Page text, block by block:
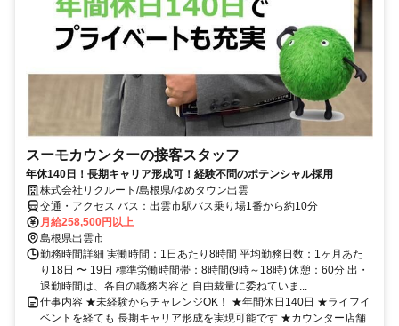
スーモカウンターの接客スタッフ
年休140日！長期キャリア形成可！経験不問のポテンシャル採用
株式会社リクルート/島根県/ゆめタウン出雲
交通・アクセス バス：出雲市駅バス乗り場1番から約10分
月給258,500円以上
島根県出雲市
勤務時間詳細 実働時間：1日あたり8時間 平均勤務日数：1ヶ月あた
り18日 〜 19日 標準労働時間帯：8時間(9時～18時) 休憩：60分 出・
退勤時間は、各自の職務内容と 自由裁量に委ねていま...
仕事内容 ★未経験からチャレンジOK！ ★年間休日140日 ★ライフイ
ベントを経ても 長期キャリア形成を実現可能です ★カウンター店舗